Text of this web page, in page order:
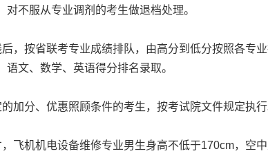
不服从专业调剂的考生做退档处理。
，按省联考专业成绩排队，由高分到低分按照各专
文、数学、英语得分排名录取。
加分、优惠照顾条件的考生，按考试院文件规定执行
飞机机电设备维修专业男生身高不低于170cm，空